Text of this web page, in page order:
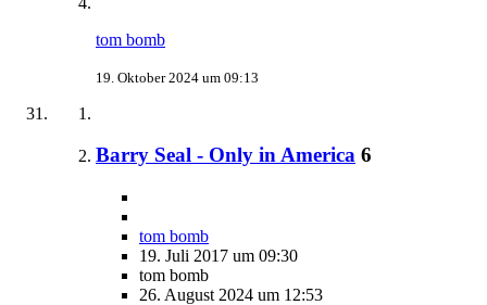
tom bomb
19. Oktober 2024 um 09:13
Barry Seal - Only in America 6
tom bomb
19. Juli 2017 um 09:30
tom bomb
26. August 2024 um 12:53